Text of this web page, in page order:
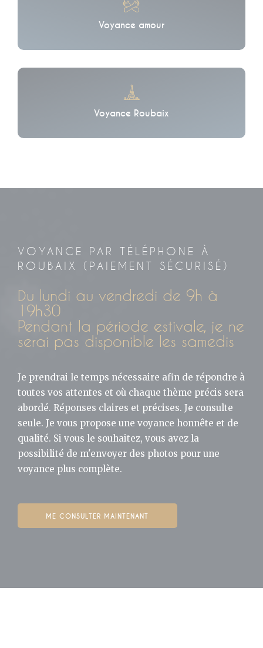
Voyance amour
Voyance Roubaix
VOYANCE PAR TÉLÉPHONE À
ROUBAIX (PAIEMENT SÉCURISÉ)
Du lundi au vendredi de 9h à
19h30
Pendant la période estivale, je ne
serai pas disponible les samedis
Je prendrai le temps nécessaire afin de répondre à
toutes vos attentes et où chaque thème précis sera
abordé. Réponses claires et précises. Je consulte
seule. Je vous propose une voyance honnête et de
qualité. Si vous le souhaitez, vous avez la
possibilité de m'envoyer des photos pour une
voyance plus complète.
ME CONSULTER MAINTENANT